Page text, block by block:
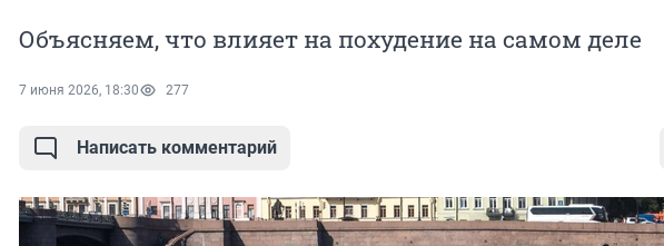
Объясняем, что влияет на похудение на самом деле
7 июня 2026, 18:30 277
Написать комментарий